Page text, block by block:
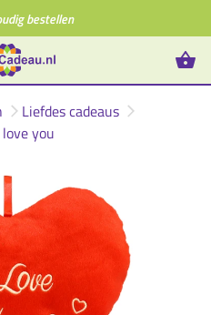
bestellen
Liefdes cadeaus
you